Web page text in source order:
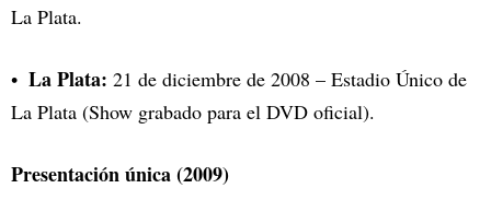
La Plata.
La Plata: 21 de diciembre de 2008 – Estadio Único de
La Plata (Show grabado para el DVD oficial).
Presentación única (2009)